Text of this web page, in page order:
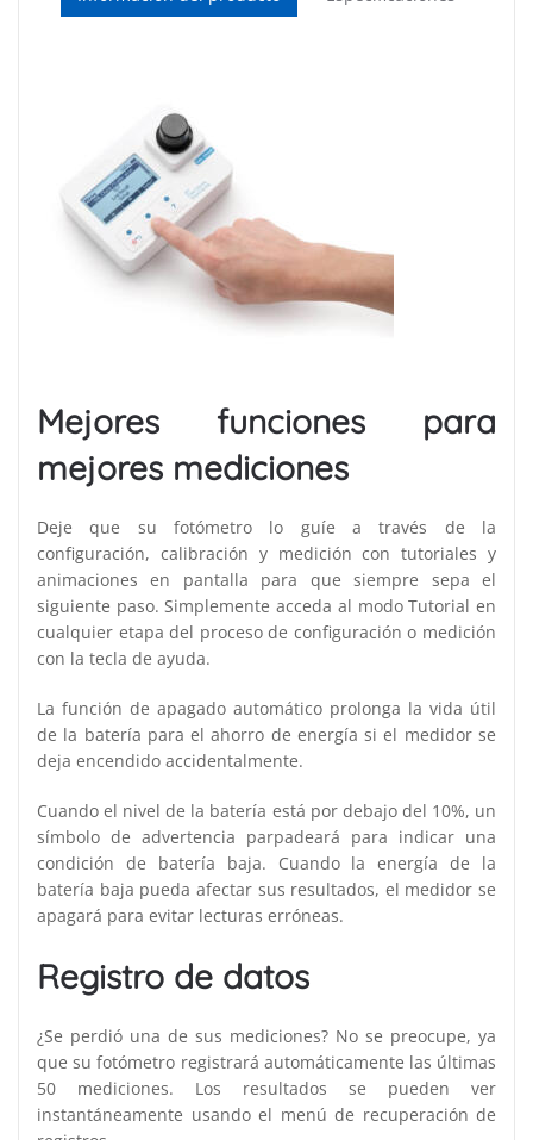
Mejores funciones para
mejores mediciones
Deje que su fotómetro lo guíe a través de la
configuración, calibración y medición con tutoriales y
animaciones en pantalla para que siempre sepa el
siguiente paso. Simplemente acceda al modo Tutorial en
cualquier etapa del proceso de configuración o medición
con la tecla de ayuda.
La función de apagado automático prolonga la vida útil
de la batería para el ahorro de energía si el medidor se
deja encendido accidentalmente.
Cuando el nivel de la batería está por debajo del 10%, un
símbolo de advertencia parpadeará para indicar una
condición de batería baja. Cuando la energía de la
batería baja pueda afectar sus resultados, el medidor se
apagará para evitar lecturas erróneas.
Registro de datos
¿Se perdió una de sus mediciones? No se preocupe, ya
que su fotómetro registrará automáticamente las últimas
50 mediciones. Los resultados se pueden ver
instantáneamente usando el menú de recuperación de